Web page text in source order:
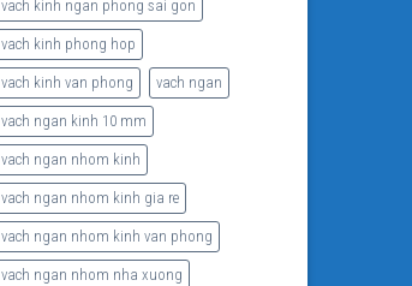
vach kinh ngan phong sai gon
vach kinh phong hop
vach kinh van phong vach ngan
vach ngan kinh 10 mm
vach ngan nhom kinh
vach ngan nhom kinh gia re
vach ngan nhom kinh van phong
vach ngan nhom nha xuong